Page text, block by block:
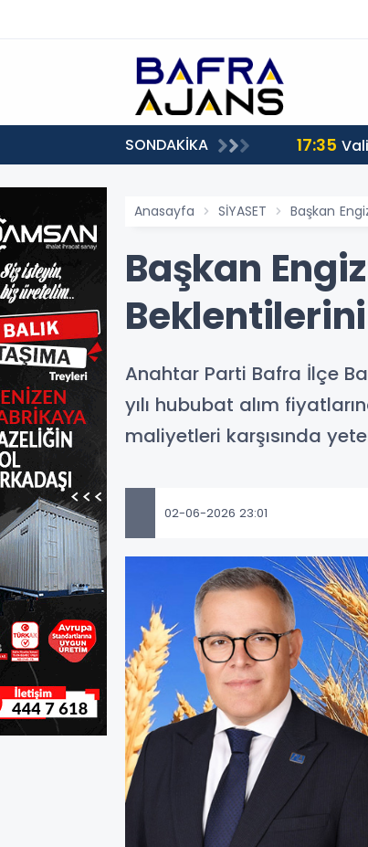
SONDAKİKA 17:35
Anasayfa SİYASET Başkan
Başkan
Anahtar Parti Bafra İlçe
yılı hububat alım
maliyetleri karşısında
02-06-2026 23:01